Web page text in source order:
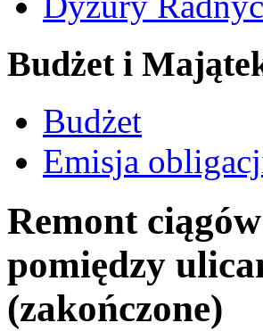
Budżet i
Budżet
Emisja
Remont
pomiędzy
(zakończone)